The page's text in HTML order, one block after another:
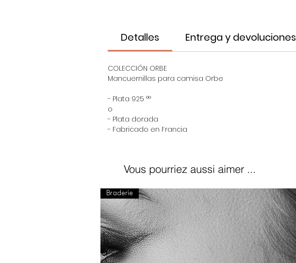
Detalles Entrega y devoluciones
COLECCIÓN ORBE
Mancuernillas para camisa Orbe
- Plata 925 °°
o
- Plata dorada
- Fabricado en Francia
Vous pourriez aussi aimer ...
Braderie